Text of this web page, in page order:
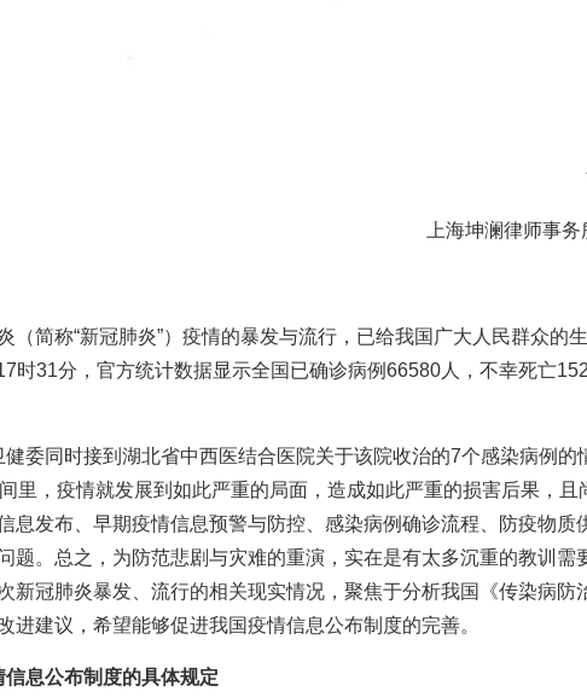
上海坤澜律师事务
（简称“新冠肺炎”）疫情的暴发与流行，已给我国广大人民群众的
时31分，官方统计数据显示全国已确诊病例66580人，不幸死亡
委同时接到湖北省中西医结合医院关于该院收治的7个感染病例的
里，疫情就发展到如此严重的局面，造成如此严重的损害后果，且
息发布、早期疫情信息预警与防控、感染病例确诊流程、防疫物质
题。总之，为防范悲剧与灾难的重演，实在是有太多沉重的教训需
新冠肺炎暴发、流行的相关现实情况，聚焦于分析我国《传染病防
建议，希望能够促进我国疫情信息公布制度的完善。
息公布制度的具体规定